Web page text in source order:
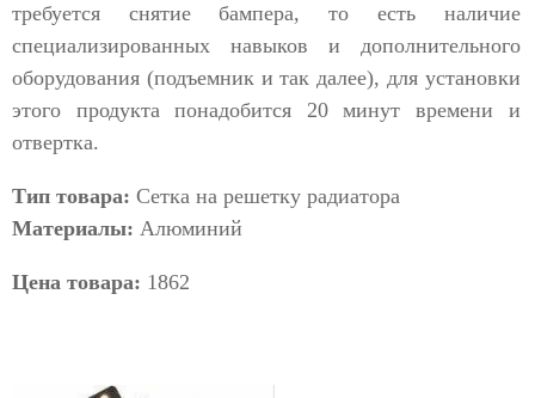
требуется снятие бампера, то есть наличие
специализированных навыков и дополнительного
оборудования (подъемник и так далее), для установки
этого продукта понадобится 20 минут времени и
отвертка.
Тип товара: Сетка на решетку радиатора
Материалы: Алюминий
Цена товара: 1862